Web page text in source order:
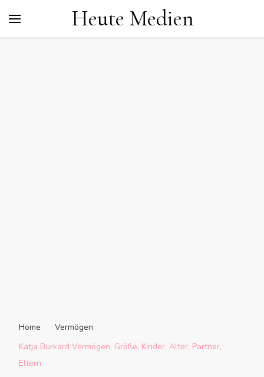
Heute Medien
Home
Vermögen
Katja Burkard Vermögen, Größe, Kinder, Alter, Partner,
Eltern